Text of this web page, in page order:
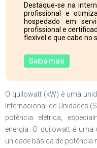
Destaque-se na
profissional e
hospedado em
profissional e
flexível e que cabe no
Saiba mais
O quilowatt (kW) é uma
Internacional de Unidades
potência elétrica,
energia. O quilowatt é
unidade básica de potência